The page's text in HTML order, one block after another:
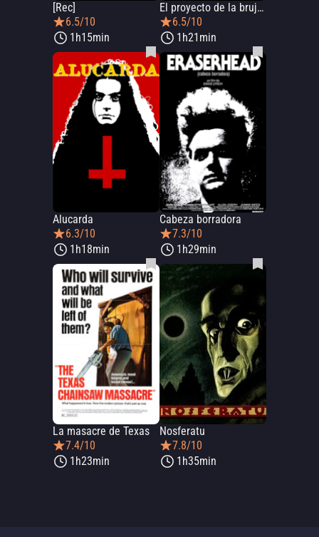
[Rec]
6.5/10
1h15min
El proyecto de la bruja de Blair
6.5/10
1h21min
Alucarda
6.3/10
1h18min
Cabeza borradora
7.3/10
1h29min
La masacre de Texas
7.4/10
1h23min
Nosferatu
7.8/10
1h35min